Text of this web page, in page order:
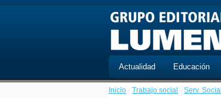
Actualidad Educación
Inicio · Trabajo social · Serv. Social